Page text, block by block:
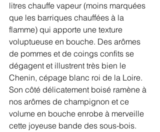
litres chauffe vapeur (moins marquées
que les barriques chauffées à la
flamme) qui apporte une texture
voluptueuse en bouche. Des arômes
de pommes et de coings confits se
dégagent et illustrent très bien le
Chenin, cépage blanc roi de la Loire.
Son côté délicatement boisé ramène à
nos arômes de champignon et ce
volume en bouche enrobe à merveille
cette joyeuse bande des sous-bois.